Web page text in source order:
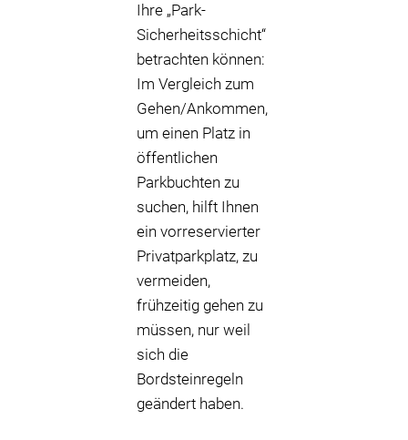
Ihre „Park-
Sicherheitsschicht“
betrachten können:
Im Vergleich zum
Gehen/Ankommen,
um einen Platz in
öffentlichen
Parkbuchten zu
suchen, hilft Ihnen
ein vorreservierter
Privatparkplatz, zu
vermeiden,
frühzeitig gehen zu
müssen, nur weil
sich die
Bordsteinregeln
geändert haben.